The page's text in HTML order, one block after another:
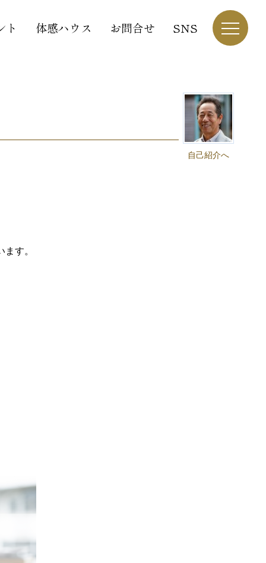
ト 体感ハウス お問合せ SNS
自己紹介へ
す。